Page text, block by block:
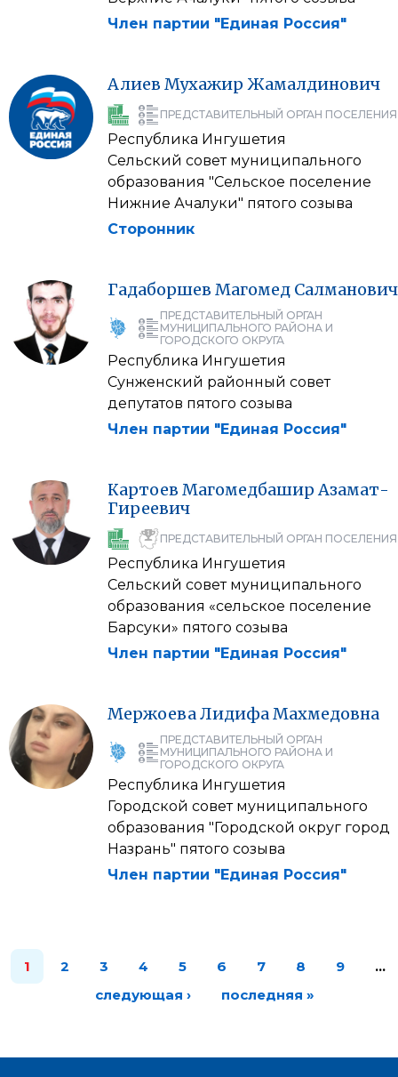
Член партии "Единая Россия"
Алиев Мухажир Жамалдинович
ПРЕДСТАВИТЕЛЬНЫЙ ОРГАН ПОСЕЛЕНИЯ
Республика Ингушетия
Сельский совет муниципального
образования "Сельское поселение
Нижние Ачалуки" пятого созыва
Сторонник
Гадаборшев Магомед Салманович
ПРЕДСТАВИТЕЛЬНЫЙ ОРГАН
МУНИЦИПАЛЬНОГО РАЙОНА И
ГОРОДСКОГО ОКРУГА
Республика Ингушетия
Сунженский районный совет
депутатов пятого созыва
Член партии "Единая Россия"
Картоев Магомедбашир Азамат-
Гиреевич
ПРЕДСТАВИТЕЛЬНЫЙ ОРГАН ПОСЕЛЕНИЯ
Республика Ингушетия
Сельский совет муниципального
образования «сельское поселение
Барсуки» пятого созыва
Член партии "Единая Россия"
МержоеваЛидифаМахмедовна
ПРЕДСТАВИТЕЛЬНЫЙ ОРГАН
МУНИЦИПАЛЬНОГО РАЙОНА И
ГОРОДСКОГО ОКРУГА
Республика Ингушетия
Городской совет муниципального
образования "Городской округ город
Назрань" пятого созыва
Член партии "Единая Россия"
1 2 3 4 5 6 7 8 9
…
следующая ›
последняя »